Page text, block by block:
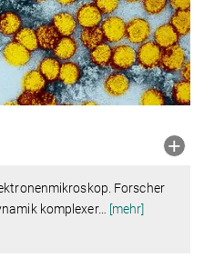
Forscher
komplexer… [mehr]